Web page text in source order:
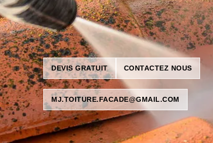
DEVIS GRATUIT CONTACTEZ NOUS
MJ.TOITURE.FACADE@GMAIL.COM